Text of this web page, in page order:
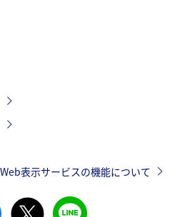
表示サービスの機能について